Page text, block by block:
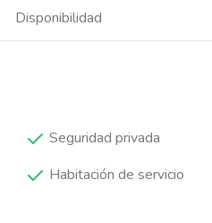
Disponibilidad
Seguridad privada
Habitación de servicio